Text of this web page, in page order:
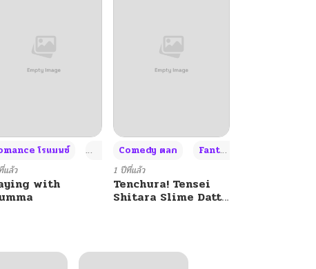
+4
โรแมนซ์ Adult ผู้ใหญ่ +4
แล้ว
with
Comedy ตลก Fantasy แฟนตาซี
1 ปีที่แล้ว
Tenchura! Tensei
Shitara Slime Datta